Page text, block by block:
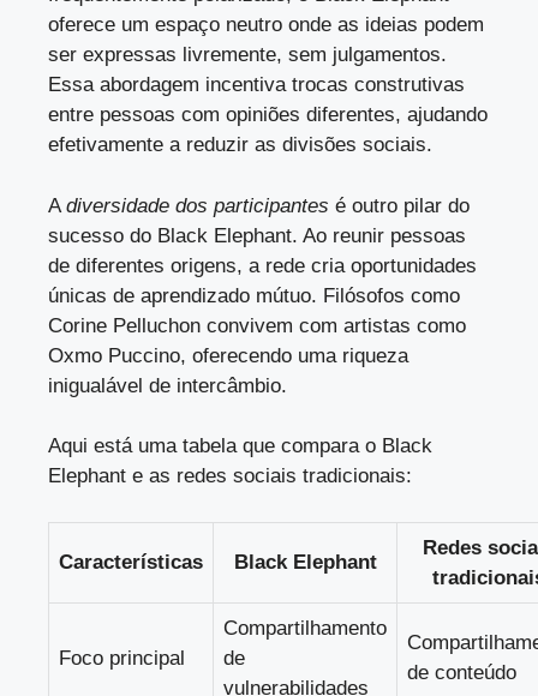
oferece um espaço neutro onde as ideias podem
ser expressas livremente, sem julgamentos.
Essa abordagem incentiva trocas construtivas
entre pessoas com opiniões diferentes, ajudando
efetivamente a reduzir as divisões sociais.
Adiversidade dos participantes é outro pilar do
sucesso do Black Elephant. Ao reunir pessoas
de diferentes origens, a rede cria oportunidades
únicas de aprendizado mútuo. Filósofos como
Corine Pelluchon convivem com artistas como
Oxmo Puccino, oferecendo uma riqueza
inigualável de intercâmbio.
Aqui está uma tabela que compara o Black
Elephant e as redes sociais tradicionais:
Características Black Elephant
Redes
Foco principal
Compartilhamento
de
vulnerabilidades
de conteúdo